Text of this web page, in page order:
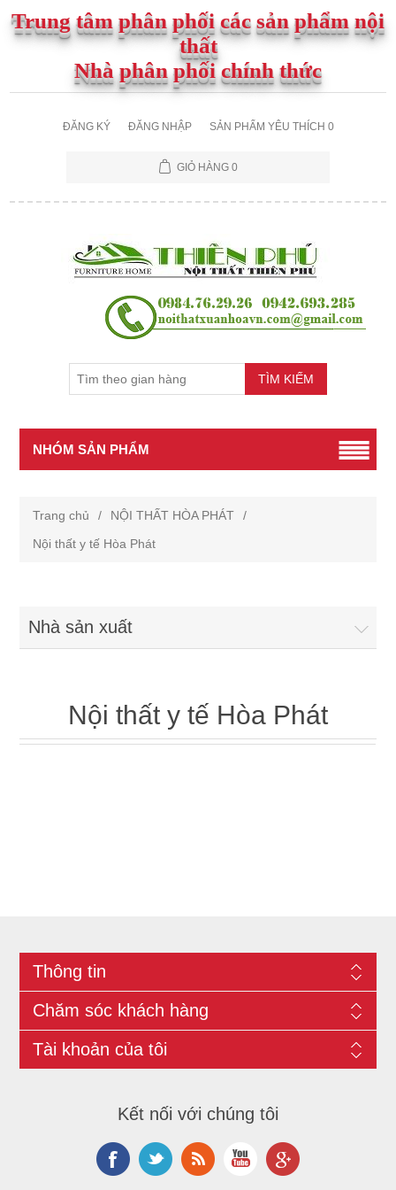
Trung tâm phân phối các sản phẩm nội
thất
Nhà phân phối chính thức
ĐĂNG KÝ ĐĂNG NHẬP SẢN PHẨM YÊU THÍCH 0
GIỎ HÀNG 0
NHÓM SẢN PHẨM
Trang chủ / NỘI THẤT HÒA PHÁT
/
Nội thất y tế Hòa Phát
Nhà sản xuất
Nội thất y tế Hòa Phát
Thông tin
Chăm sóc khách hàng
Tài khoản của tôi
Kết nối với chúng tôi